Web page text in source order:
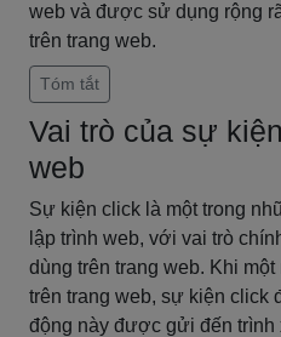
web và được sử dụng rộng
trên trang web.
Tóm tắt
Vai trò của sự
web
Sự kiện click là một trong
lập trình web, với vai trò
dùng trên trang web. Khi
trên trang web, sự kiện click
động này được gửi đến